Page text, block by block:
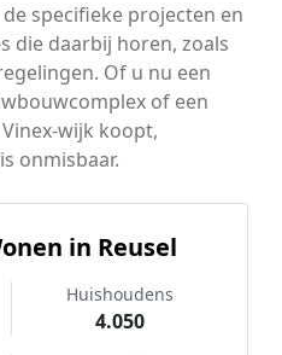
specifieke projecten en
die daarbij horen, zoals
Of u nu een
of een
wijk koopt,
onmisbaar.
in Reusel
Huishoudens
4.050